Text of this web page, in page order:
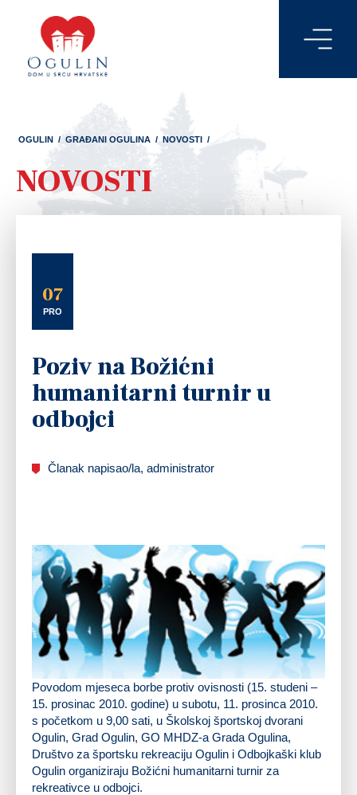
OGULIN / GRAĐANI OGULINA / NOVOSTI /
NOVOSTI
07
PRO
Poziv na Božićni
humanitarni turnir u
odbojci
Članak napisao/la, administrator
Povodom mjeseca borbe protiv ovisnosti (15. studeni –
15. prosinac 2010. godine) u subotu, 11. prosinca 2010.
s početkom u 9,00 sati, u Školskoj športskoj dvorani
Ogulin, Grad Ogulin, GO MHDZ-a Grada Ogulina,
Društvo za športsku rekreaciju Ogulin i Odbojkaški klub
Ogulin organiziraju Božićni humanitarni turnir za
rekreativce u odbojci.